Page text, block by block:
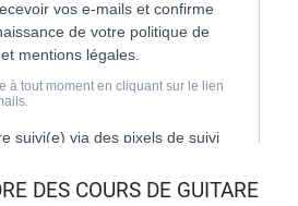
DES COURS DE GUITARE